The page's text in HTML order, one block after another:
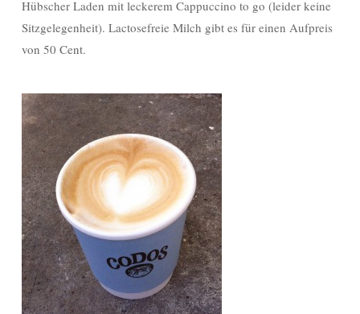
Hübscher Laden mit leckerem Cappuccino to go (leider keine
Sitzgelegenheit). Lactosefreie Milch gibt es für einen Aufpreis
von 50 Cent.